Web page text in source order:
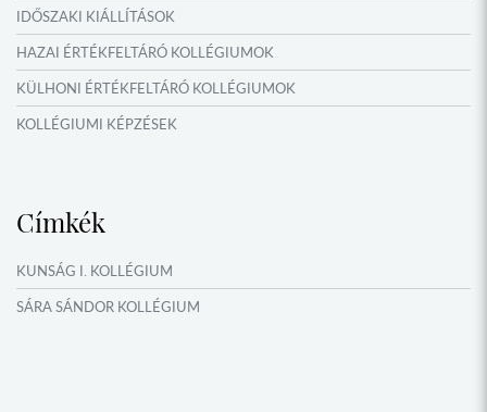
OKTATÁS, KULTÚRA
NÉPFŐISKOLA HÁLÓZAT ESEMÉNYEI
IDŐSZAKI KIÁLLÍTÁSOK
HAZAI ÉRTÉKFELTÁRÓ KOLLÉGIUMOK
KÜLHONI ÉRTÉKFELTÁRÓ KOLLÉGIUMOK
KOLLÉGIUMI KÉPZÉSEK
NYÁRI TÁBOROK
OKTATÁS, KULTÚRA
VERSENYEK, VETÉLKEDŐK
Címkék
KUNSÁG I. KOLLÉGIUM
SÁRA SÁNDOR KOLLÉGIUM